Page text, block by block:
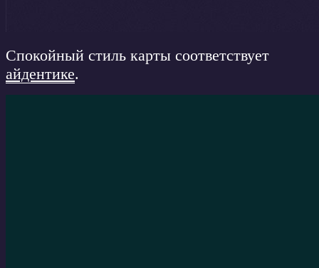
Спокойный стиль карты соответствует
айдентике.